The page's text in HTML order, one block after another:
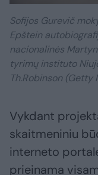
Sofijos Gurevič
Epštein
nacionalinės
tyrimų instituto
Th.Robinson (Getty
Vykdant
skaitmeniniu
interneto
prieinama